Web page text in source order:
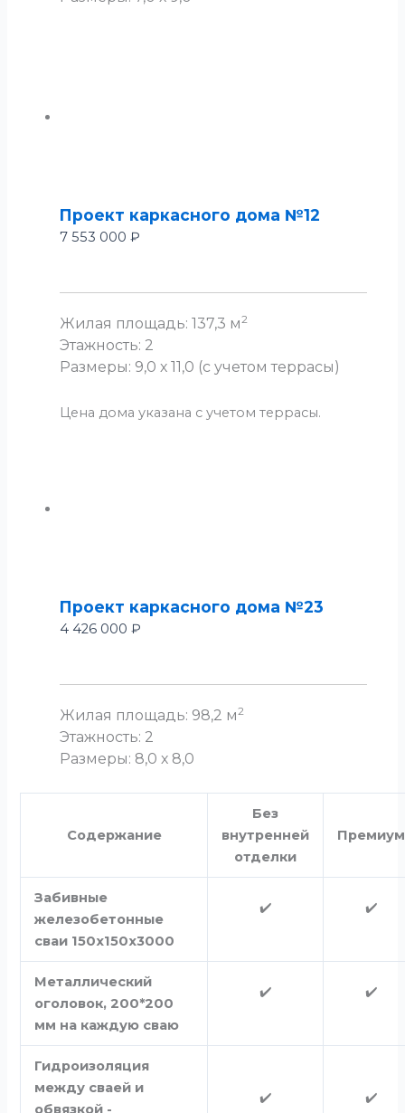
Проект каркасного дома №12
7 553 000₽
Жилая площадь: 137,3 м2
Этажность: 2
Размеры: 9,0 х 11,0 (с учетом террасы)
Цена дома указана с учетом террасы.
Проект каркасного дома №23
4 426 000₽
Жилая площадь: 98,2 м2
Этажность: 2
Размеры: 8,0 х 8,0
Содержание
Без
внутренней
отделки
Премиум
Забивные
железобетонные
сваи 150х150х3000
✔️ ✔️
Металлический
оголовок, 200*200
мм на каждую сваю
✔️ ✔️
Гидроизоляция
между сваей и
✔️ ✔️